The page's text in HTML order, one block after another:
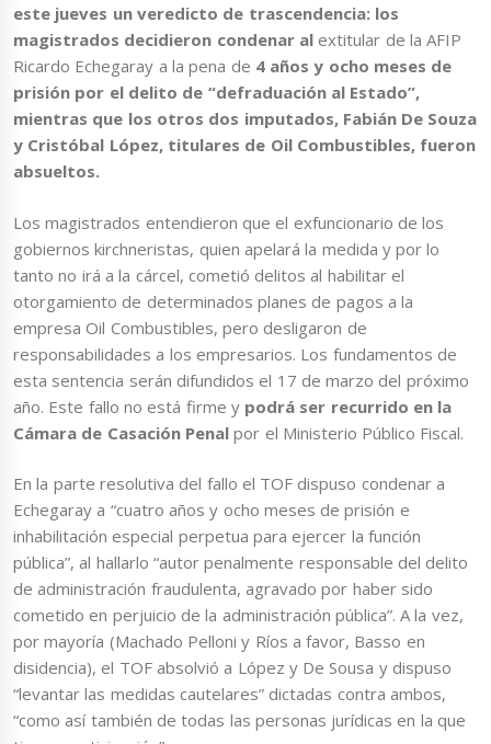
este jueves un veredicto de trascendencia: los
magistrados decidieron condenar alextitular de la AFIP
Ricardo Echegaray a la pena de 4 años y ocho meses de
prisión por el delito de “defraduación al Estado”,
mientras que los otros dos imputados, Fabián De Souza
y Cristóbal López, titulares de Oil Combustibles, fueron
absueltos.
Los magistrados entendieron que el exfuncionario de los
gobiernos kirchneristas, quien apelará la medida y por lo
tanto no irá a la cárcel, cometió delitos al habilitar el
otorgamiento de determinados planes de pagos a la
empresa Oil Combustibles, pero desligaron de
responsabilidades a los empresarios. Los fundamentos de
esta sentencia serán difundidos el 17 de marzo del próximo
año. Este fallo no está firme y podrá ser recurrido en la
Cámara de Casación Penalpor el Ministerio Público Fiscal.
En la parte resolutiva del fallo el TOF dispuso condenar a
Echegaray a “cuatro años y ocho meses de prisión e
inhabilitación especial perpetua para ejercer la función
pública”, al hallarlo “autor penalmente responsable del delito
de administración fraudulenta, agravado por haber sido
cometido en perjuicio de la administración pública”. A la vez,
por mayoría (Machado Pelloni y Ríos a favor, Basso en
disidencia), el TOF absolvió a López y De Sousa y dispuso
“levantar las medidas cautelares” dictadas contra ambos,
“como así también de todas las personas jurídicas en la que